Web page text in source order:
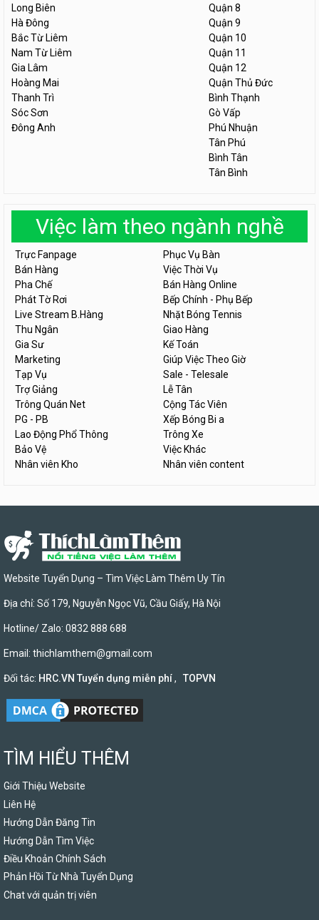
Long Biên
Hà Đông
Bắc Từ Liêm
Nam Từ Liêm
Gia Lâm
Hoàng Mai
Thanh Trì
Sóc Sơn
Đông Anh
Quận 8
Quận 9
Quận 10
Quận 11
Quận 12
Quận Thủ Đức
Bình Thạnh
Gò Vấp
Phú Nhuận
Tân Phú
Bình Tân
Tân Bình
Việc làm theo ngành nghề
Trực Fanpage
Phục Vụ Bàn
Bán Hàng
Việc Thời Vụ
Pha Chế
Bán Hàng Online
Phát Tờ Rơi
Bếp Chính - Phụ Bếp
Live Stream B.Hàng
Nhặt Bóng Tennis
Thu Ngân
Giao Hàng
Gia Sư
Kế Toán
Marketing
Giúp Việc Theo Giờ
Tạp Vụ
Sale - Telesale
Trợ Giảng
Lễ Tân
Trông Quán Net
Cộng Tác Viên
PG - PB
Xếp Bóng Bi a
Lao Động Phổ Thông
Trông Xe
Bảo Vệ
Việc Khác
Nhân viên Kho
Nhân viên content
Website Tuyển Dụng – Tìm Việc Làm Thêm Uy Tín
Địa chỉ: Số 179, Nguyễn Ngọc Vũ, Cầu Giấy, Hà Nội
Hotline/ Zalo: 0832 888 688
Email: thichlamthem@gmail.com
Đối tác: HRC.VN Tuyển dụng miễn phí, TOPVN
TÌM HIỂU THÊM
Giới Thiệu Website
Liên Hệ
Hướng Dẫn Đăng Tin
Hướng Dẫn Tìm Việc
Điều Khoản Chính Sách
Phản Hồi Từ Nhà Tuyển Dụng
Chat với quản trị viên